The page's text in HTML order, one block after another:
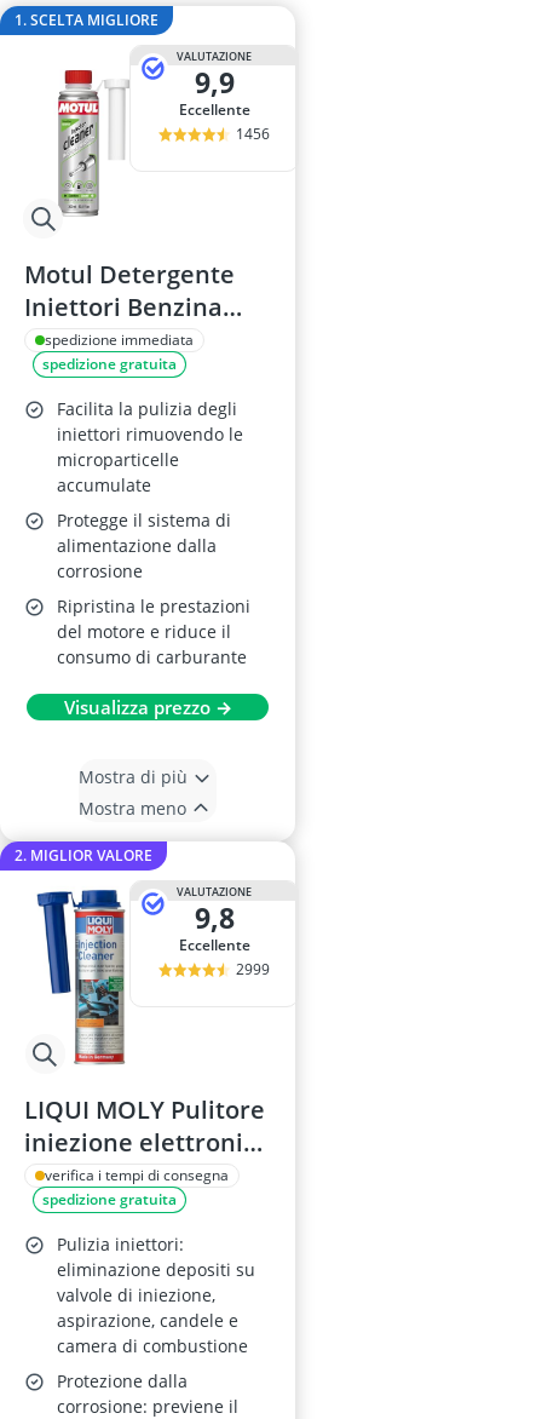
1. SCELTA MIGLIORE
VALUTAZIONE
9,9
Eccellente
1456
Motul Detergente
Iniettori Benzina
300ml
spedizione immediata
spedizione gratuita
Facilita la pulizia degli
iniettori rimuovendo le
microparticelle
accumulate
Protegge il sistema di
alimentazione dalla
corrosione
Ripristina le prestazioni
del motore e riduce il
consumo di carburante
Visualizza prezzo →
Mostra di più
Mostra meno
2. MIGLIOR VALORE
VALUTAZIONE
9,8
Eccellente
2999
LIQUI MOLY Pulitore
iniezione elettronica
300ml, SKU: 1803
verifica i tempi di consegna
spedizione gratuita
Pulizia iniettori:
eliminazione depositi su
valvole di iniezione,
aspirazione, candele e
camera di combustione
Protezione dalla
corrosione: previene il